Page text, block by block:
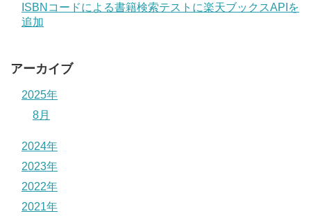
ISBNコードによる書籍検索テストに楽天ブックスAPIを
追加
アーカイブ
2025年
8月
2024年
2023年
2022年
2021年